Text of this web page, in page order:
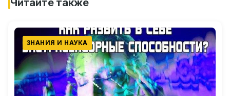
Читайте также
ЗНАНИЯ И НАУКА